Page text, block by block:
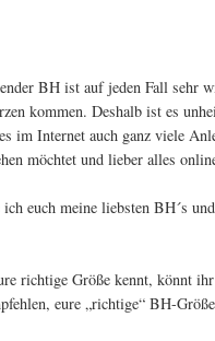
BH ist auf jeden Fall sehr
kommen. Deshalb ist es
im Internet auch ganz viele
möchtet und lieber alles
ich euch meine liebsten BH´s
richtige Größe kennt, könnt
eure „richtige“ BH-